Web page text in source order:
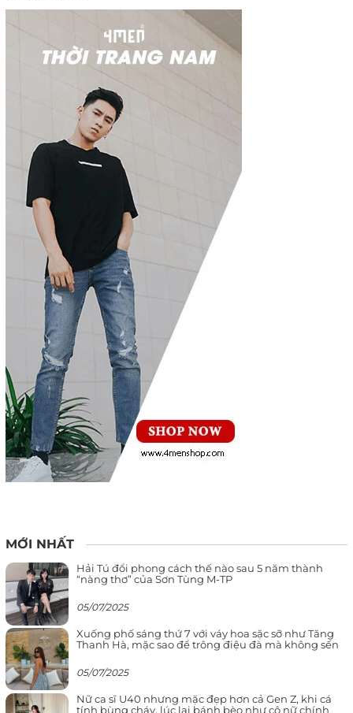
MỚI NHẤT
Hải Tú đổi phong cách thế nào sau 5 năm thành
“nàng thơ” của Sơn Tùng M-TP
05/07/2025
Xuống phố sáng thứ 7 với váy hoa sặc sỡ như Tăng
Thanh Hà, mặc sao để trông điệu đà mà không sến
05/07/2025
Nữ ca sĩ U40 nhưng mặc đẹp hơn cả Gen Z, khi cá
tính bùng cháy, lúc lại bánh bèo như cô nữ chính